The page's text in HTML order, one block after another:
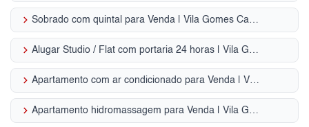
keyboard_arrow_right Sobrado com quintal para Venda | Vila Gomes Cardim
keyboard_arrow_right Alugar Studio / Flat com portaria 24 horas | Vila Gomes Cardim
keyboard_arrow_right Apartamento com ar condicionado para Venda | Vila Gomes Cardim
keyboard_arrow_right Apartamento hidromassagem para Venda | Vila Gomes Cardim